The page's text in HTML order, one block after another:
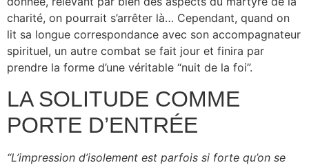
charité, on pourrait s’arrêter là… Cependant, quand on
lit sa longue correspondance avec son accompagnateur
spirituel, un autre combat se fait jour et finira par
prendre la forme d’une véritable “nuit de la foi”.
LA SOLITUDE COMME
PORTE D’ENTRÉE
“L’impression d’isolement est parfois si forte qu’on se